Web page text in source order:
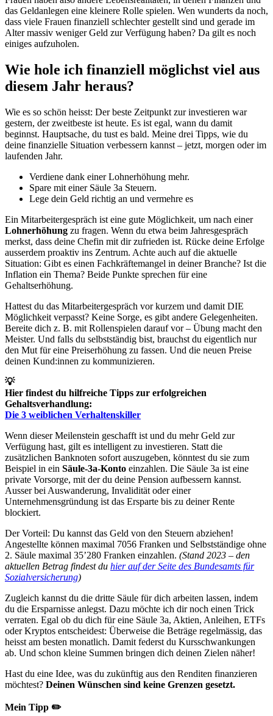
das Geldanlegen eine kleinere Rolle spielen. Wen wunderts da noch,
dass viele Frauen finanziell schlechter gestellt sind und gerade im
Alter massiv weniger Geld zur Verfügung haben? Da gilt es noch
einiges aufzuholen.
Wie hole ich finanziell möglichst viel aus
diesem Jahr heraus?
Wie es so schön heisst: Der beste Zeitpunkt zur investieren war
gestern, der zweitbeste ist heute. Es ist egal, wann du damit
beginnst. Hauptsache, du tust es bald. Meine drei Tipps, wie du
deine finanzielle Situation verbessern kannst – jetzt, morgen oder im
laufenden Jahr.
Verdiene dank einer Lohnerhöhung mehr.
Spare mit einer Säule 3a Steuern.
Lege dein Geld richtig an und vermehre es
Ein Mitarbeitergespräch ist eine gute Möglichkeit, um nach einer
Lohnerhöhung zu fragen. Wenn du etwa beim Jahresgespräch
merkst, dass deine Chefin mit dir zufrieden ist. Rücke deine Erfolge
ausserdem proaktiv ins Zentrum. Achte auch auf die aktuelle
Situation: Gibt es einen Fachkräftemangel in deiner Branche? Ist die
Inflation ein Thema? Beide Punkte sprechen für eine
Gehaltserhöhung.
Hattest du das Mitarbeitergespräch vor kurzem und damit DIE
Möglichkeit verpasst? Keine Sorge, es gibt andere Gelegenheiten.
Bereite dich z. B. mit Rollenspielen darauf vor – Übung macht den
Meister. Und falls du selbstständig bist, brauchst du eigentlich nur
den Mut für eine Preiserhöhung zu fassen. Und die neuen Preise
deinen Kund:innen zu kommunizieren.
💡
Hier findest du hilfreiche Tipps zur erfolgreichen
Gehaltsverhandlung:
Die 3 weiblichen Verhaltenskiller
Wenn dieser Meilenstein geschafft ist und du mehr Geld zur
Verfügung hast, gilt es intelligent zu investieren. Statt die
zusätzlichen Banknoten sofort auszugeben, könntest du sie zum
Beispiel in ein Säule-3a-Konto einzahlen. Die Säule 3a ist eine
private Vorsorge, mit der du deine Pension aufbessern kannst.
Ausser bei Auswanderung, Invalidität oder einer
Unternehmensgründung ist das Ersparte bis zu deiner Rente
blockiert.
Der Vorteil: Du kannst das Geld von den Steuern abziehen!
Angestellte können maximal 7056 Franken und Selbstständige ohne
2. Säule maximal 35’280 Franken einzahlen. (Stand 2023 – den
aktuellen Betrag findest du hier auf der Seite des Bundesamts für
Sozialversicherung)
Zugleich kannst du die dritte Säule für dich arbeiten lassen, indem
du die Ersparnisse anlegst. Dazu möchte ich dir noch einen Trick
verraten. Egal ob du dich für eine Säule 3a, Aktien, Anleihen, ETFs
oder Kryptos entscheidest: Überweise die Beträge regelmässig, das
heisst am besten monatlich. Damit federst du Kursschwankungen
ab. Und schon kleine Summen bringen dich deinen Zielen näher!
Hast du eine Idee, was du zukünftig aus den Renditen finanzieren
möchtest? Deinen Wünschen sind keine Grenzen gesetzt.
Mein Tipp ✏️